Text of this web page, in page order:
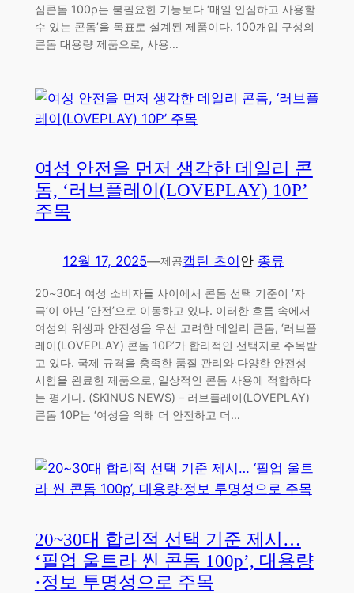
심콘돔 100p는 불필요한 기능보다 ‘매일 안심하고 사용할
수 있는 콘돔’을 목표로 설계된 제품이다. 100개입 구성의
콘돔 대용량 제품으로, 사용…
여성 안전을 먼저 생각한 데일리 콘
돔, ‘러브플레이(LOVEPLAY) 10P’
주목
12월 17, 2025—제공캡틴 초이안 종류
20~30대 여성 소비자들 사이에서 콘돔 선택 기준이 ‘자
극’이 아닌 ‘안전’으로 이동하고 있다. 이러한 흐름 속에서
여성의 위생과 안전성을 우선 고려한 데일리 콘돔, ‘러브플
레이(LOVEPLAY) 콘돔 10P’가 합리적인 선택지로 주목받
고 있다. 국제 규격을 충족한 품질 관리와 다양한 안전성
시험을 완료한 제품으로, 일상적인 콘돔 사용에 적합하다
는 평가다. (SKINUS NEWS) – 러브플레이(LOVEPLAY)
콘돔 10P는 ‘여성을 위해 더 안전하고 더…
20~30대 합리적 선택 기준 제시…
‘필업 울트라 씬 콘돔 100p’, 대용량
·정보 투명성으로 주목